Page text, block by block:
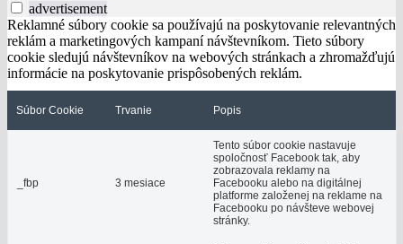
advertisement
Reklamné súbory cookie sa používajú na poskytovanie relevantných
reklám a marketingových kampaní návštevníkom. Tieto súbory
cookie sledujú návštevníkov na webových stránkach a zhromažďujú
informácie na poskytovanie prispôsobených reklám.
Súbor Cookie Trvanie Popis
_fbp 3 mesiace
Tento súbor cookie nastavuje
spoločnosť Facebook tak, aby
zobrazovala reklamy na
Facebooku alebo na digitálnej
platforme založenej na reklame na
Facebooku po návšteve webovej
stránky.